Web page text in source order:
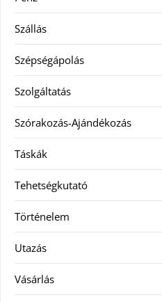
Szállás
Szépségápolás
Szolgáltatás
Szórakozás-Ajándékozás
Táskák
Tehetségkutató
Történelem
Utazás
Vásárlás